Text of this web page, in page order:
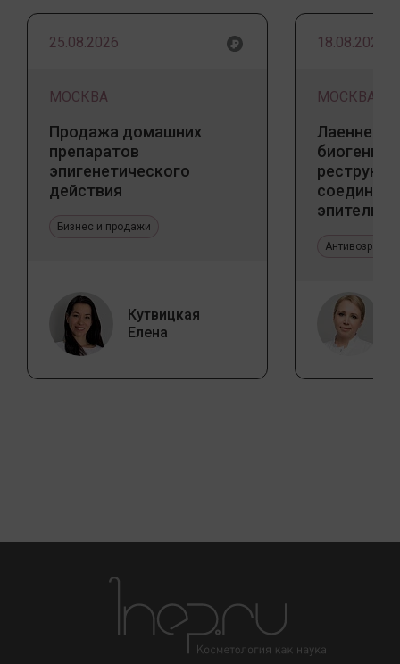
25.08.2026
МОСКВА
Продажа домашних
препаратов
эпигенетического
действия
Бизнес и продажи
Кутвицкая
Елена
18.08.2026
МОСКВА
Лаеннек
биогенный